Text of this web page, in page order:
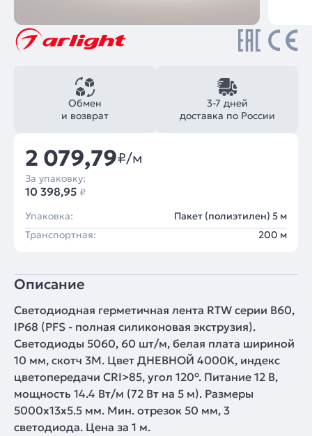
3-7 дней
доставка по России
Обмен
и возврат
2 079,79₽/м
За упаковку:
10 398,95 ₽
Упаковка:
Пакет (полиэтилен) 5 м
Транспортная:
200 м
Описание
Светодиодная герметичная лента RTW серии B60,
IP68 (PFS - полная силиконовая экструзия).
Светодиоды 5060, 60 шт/м, белая плата шириной
10 мм, скотч 3M. Цвет ДНЕВНОЙ 4000K, индекс
цветопередачи CRI>85, угол 120°. Питание 12 В,
мощность 14.4 Вт/м (72 Вт на 5 м). Размеры
5000x13x5.5 мм. Мин. отрезок 50 мм, 3
светодиода. Цена за 1 м.